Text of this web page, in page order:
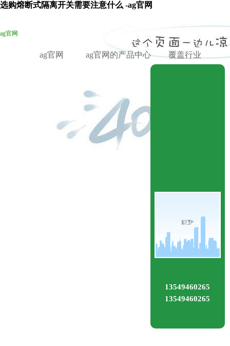
选购熔断式隔离开关需要注意什么 -ag官网
ag官网
ag官网 ag官网的产品中心 覆盖行业
13549460265
13549460265